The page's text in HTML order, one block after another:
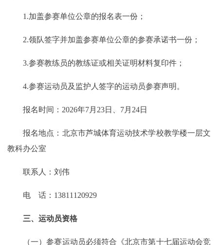
1.加盖参赛单位公章的报名表一份；
2.领队签字并加盖参赛单位公章的参赛承诺书一份；
3.参赛教练员的教练证或相关证明材料复印件；
4.参赛运动员及监护人签字的运动员参赛声明。
报名时间：2026年7月23日、7月24日
报名地点：北京市芦城体育运动技术学校教学楼一层文
教科办公室
联系人：刘伟
电 话：13811120929
三、运动员资格
（一）参赛运动员必须符合《北京市第十七届运动会竞